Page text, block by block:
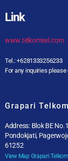
Link
www.telkomsel.com
Tel.: +6281333256233
For any inquiries
Grapari
Address: Blok BE
Pondokjati,
61252
View Map Grapari